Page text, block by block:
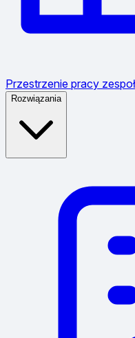
Przestrzenie pracy
Rozwiązania